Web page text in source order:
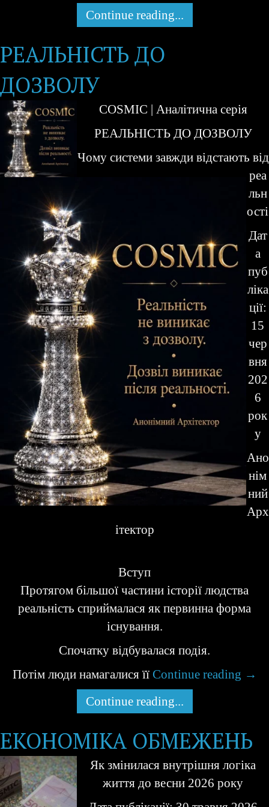
Continue reading...
РЕАЛЬНІСТЬ ДО
ДОЗВОЛУ
COSMIC | Аналітична серія
РЕАЛЬНІСТЬ ДО ДОЗВОЛУ
Чому системи завжди відстають від
реа
льн
ості
Дат
а
пуб
ліка
ції:
15
чер
вня
202
6
рок
у
Ано
нім
ний
Арх
ітектор
Вступ
Протягом більшої частини історії людства
реальність сприймалася як первинна форма
існування.
Спочатку відбувалася подія.
Потім люди намагалися її Continue reading →
Continue reading...
ЕКОНОМІКА ОБМЕЖЕНЬ
Як змінилася внутрішня логіка
життя до весни 2026 року